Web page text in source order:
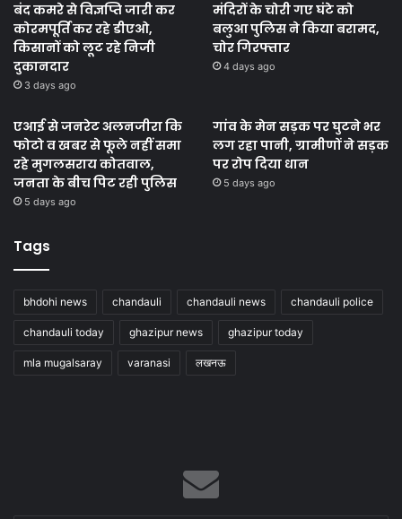
बंद कमरे से विज्ञप्ति जारी कर
कोरमपूर्ति कर रहे डीएओ,
किसानों को लूट रहे निजी
दुकानदार
3 days ago
मंदिरों के चोरी गए घंटे को
बलुआ पुलिस ने किया बरामद,
चोर गिरफ्तार
4 days ago
एआई से जनरेट अलनजीरा कि
फोटो व खबर से फूले नहीं समा
रहे मुगलसराय कोतवाल,
जनता के बीच पिट रही पुलिस
5 days ago
गांव के मेन सड़क पर घुटने भर
लग रहा पानी, ग्रामीणों ने सड़क
पर रोप दिया धान
5 days ago
Tags
bhdohi news chandauli chandauli news chandauli police
chandauli today ghazipur news ghazipur today
mla mugalsaray varanasi लखनऊ